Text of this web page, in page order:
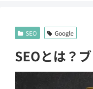
SEO Google
SEOとは？